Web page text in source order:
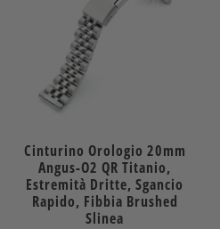
Cinturino Orologio 20mm
Angus-O2 QR Titanio,
Estremità Dritte, Sgancio
Rapido, Fibbia Brushed
Slinea